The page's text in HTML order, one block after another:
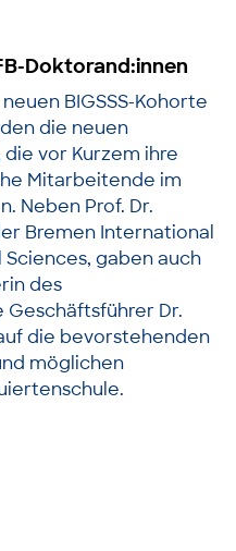
Doktorand:innen
BIGSSS-Kohorte
die neuen
vor Kurzem ihre
Mitarbeitende im
Neben Prof. Dr.
Bremen International
gaben auch
des
Dr.
die bevorstehenden
möglichen